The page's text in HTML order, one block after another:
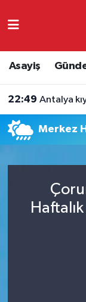
Asayiş
22:49 Antalya
Merkez
Ekonomi
Siyaset
Resmi
Antalya
Antalya
Süper Lig
Tüm